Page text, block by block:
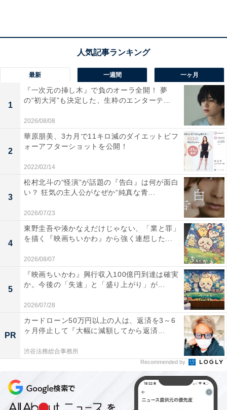
なぜかネット上ではあまり話題になっていなかったので
すが、去年12月1日発売の『家庭画報』1月号に三浦百恵
──そう。あの、かつての国民的大スター・山口百恵さん
のロングインタビューが掲載されておりました。引退後
は一貫して芸能界やマスコミとは距離を置いており、盗
撮めいた“日常写真”こそ稀に報じられてはいたものの、
このように百恵さんがメディア上に、公式的なかたちで
大々的に登場するのは、ぼくが記憶するかぎり、初めて
なのではないでしょうか。
“素人”のように無防備な表情で……
最新 一週間 一ヶ月
1
『一次元の挿し木』で負のオーラ全開！ 夢
の“初大河”も決定した、生粋のエンターテ...
2026/08/08
2
華原朋美、3カ月で11キロ減のダイエットビフ
ォーアフターショットを公開！
2022/02/14
3
松村北斗の“怪演”が話題の『告白』は何が面白
い？ 狂気の主人公がなぜか“純真な青...
2026/07/23
4
東野圭吾や湊かなえだけじゃない、「業と罪」
を描く『映画ちいかわ』から強く連想した...
2026/08/07
5
『映画ちいかわ』興行収入100億円到達は確実
か。今後の「失速」と「盛り上がり」が...
2026/07/28
PR
カードローン50万円以上の人は、返済を3～6
ヶ月停止して『大幅に減額してから返済...
渋谷法務総合事務所
Recommended by